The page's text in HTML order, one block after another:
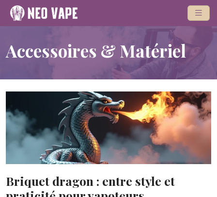
Accessoires & Matériel
Briquet dragon : entre style et